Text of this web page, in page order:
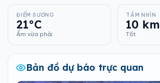
ĐIỂM SƯƠNG
21°C
Ẩm vừa phải
TẦM NHÌN
10 km
Tốt
Bản đồ dự báo trực quan